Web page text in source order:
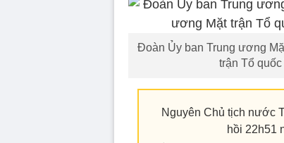
Đoàn Ủy ban Trung ương
trận Tổ
Nguyên Chủ tịch nước
hồi 22h51